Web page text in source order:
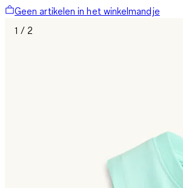
Geen artikelen in het winkelmandje
1 / 2